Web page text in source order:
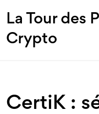
La Tour des
Crypto
CertiK :